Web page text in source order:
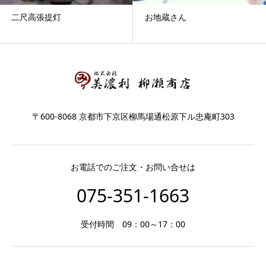
二尺高張提灯 お地蔵さん
〒600-8068 京都市下京区柳馬場通松原下ル忠庵町303
お電話でのご注文・お問い合せは
075-351-1663
受付時間 09：00～17：00